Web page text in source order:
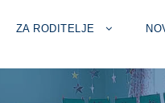
ZA RODITELJE